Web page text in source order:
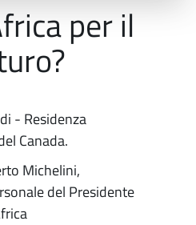
per il
- Residenza
Canada.
Michelini,
del Presidente